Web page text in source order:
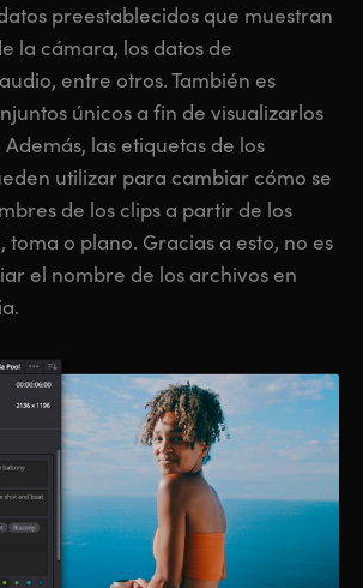
preestablecidos que muestran
la cámara, los datos de
entre otros. También es
únicos a fin de visualizarlos
las etiquetas de los
utilizar para cambiar cómo se
de los clips a partir de los
toma o plano. Gracias a esto, no es
el nombre de los archivos en